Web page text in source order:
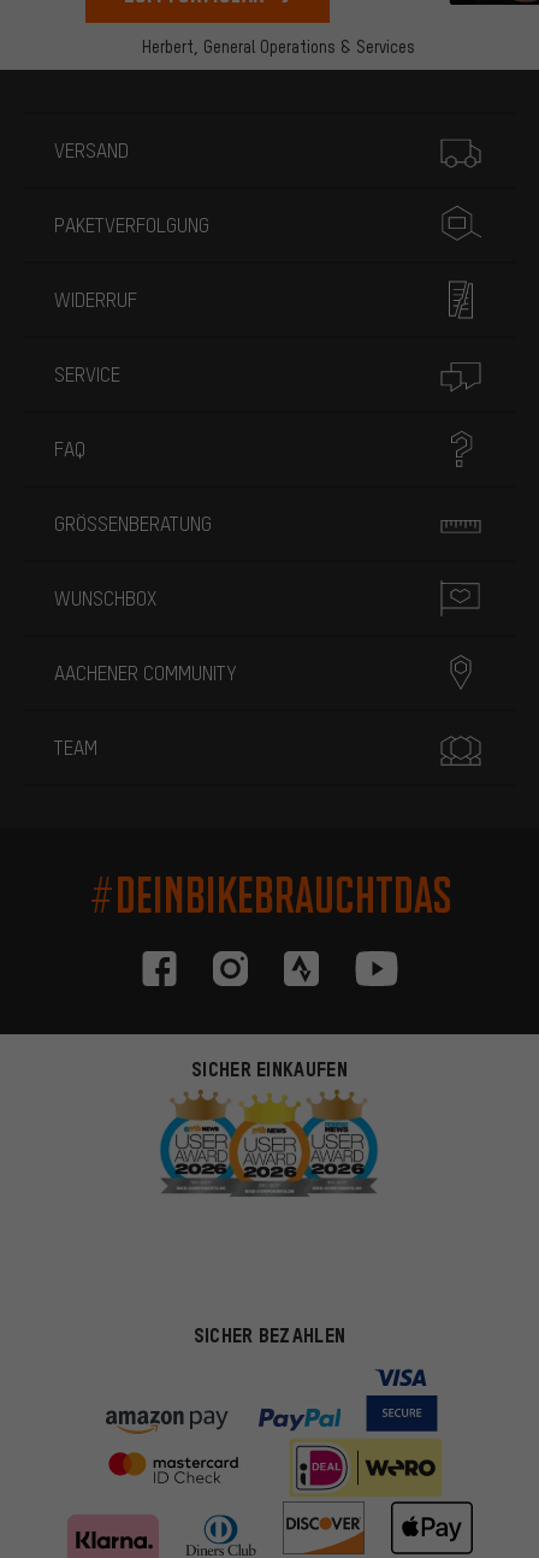
Herbert, General Operations & Services
VERSAND
PAKETVERFOLGUNG
WIDERRUF
SERVICE
FAQ
GRÖSSENBERATUNG
WUNSCHBOX
AACHENER COMMUNITY
TEAM
#DEINBIKEBRAUCHTDAS
SICHER EINKAUFEN
SICHER BEZAHLEN